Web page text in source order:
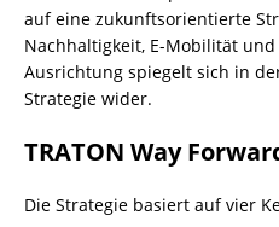
auf eine zukunftsorientierte
Nachhaltigkeit, E-Mobilität
Ausrichtung spiegelt sich in der
Strategie wider.
TRATON Way
Die Strategie basiert auf vier